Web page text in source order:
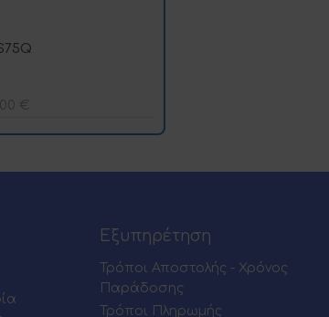
€
Εξυπηρέτηση
Τρόποι Αποστολής - Χρόνος
Παράδοσης
Τρόποι Πληρωμής